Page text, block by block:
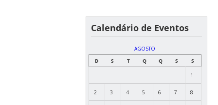
Calendário de Eventos
AGOSTO
D
S T Q Q S S
1
2 3 4 5 6 7 8